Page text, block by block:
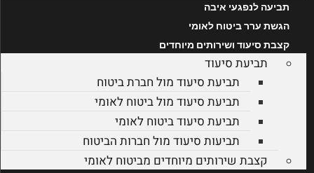
תביעה לנפגעי איבה
הגשת ערר ביטוח לאומי
קצבת סיעוד ושירותים מיוחדים
תביעת סיעוד
תביעת סיעוד מול חברת ביטוח
תביעת סיעוד מול ביטוח לאומי
תביעת סיעוד ביטוח לאומי
תביעות סיעוד מול חברות הביטוח
קצבת שירותים מיוחדים מביטוח לאומי